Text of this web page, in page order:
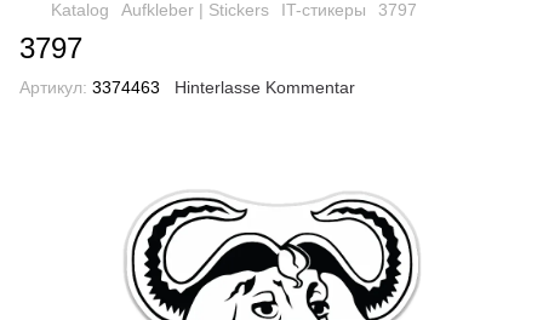
Katalog Aufkleber | Stickers IT-стикеры 3797
3797
Артикул: 3374463 Hinterlasse Kommentar